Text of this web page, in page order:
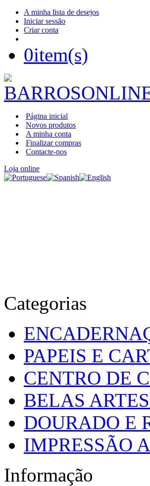
A minha lista de desejos
Iniciar sessão
Criar conta
0item(s)
Página inicial
Novos produtos
A minha conta
Finalizar compras
Contacte-nos
Loja online
Categorias
PAPEIS E
CENTRO DE
BELAS
DOURADO E
IMPRESSÃO
Informação